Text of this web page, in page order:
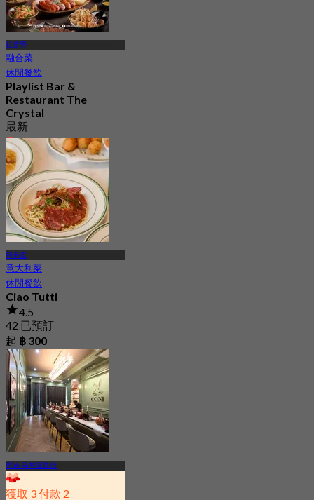
拉普勞
融合菜
休閒餐飲
Playlist Bar &
Restaurant The
Crystal
最新
4.9
起฿ 496.66
邦卡皮
意大利菜
休閒餐飲
Ciao Tutti
4.5
42 已預訂
起 ฿ 300
巴迪·马努探路街
獲取 3 付款 2